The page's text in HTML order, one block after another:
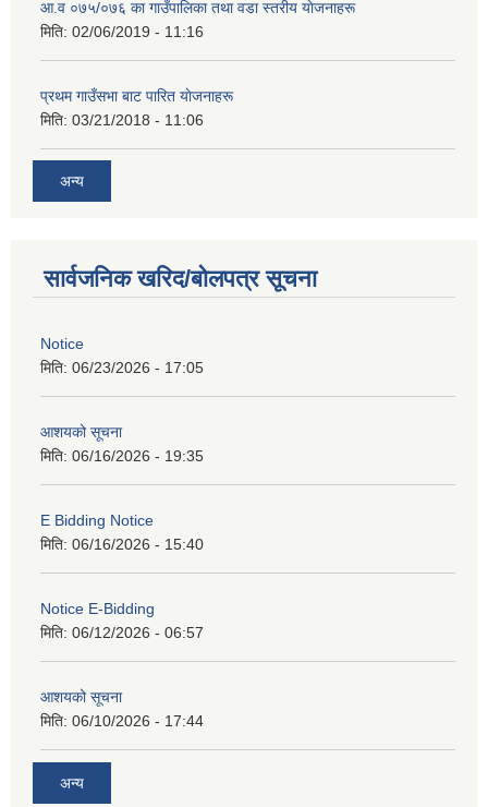
आ‍.व ०७५/०७६ का गाउँपालिका तथा वडा स्तरीय याेजनाहरू
मिति: 02/06/2019 - 11:16
प्रथम गाउँसभा बाट पारित याेजनाहरू
मिति: 03/21/2018 - 11:06
अन्य
सार्वजनिक खरिद/बोलपत्र सूचना
Notice
मिति: 06/23/2026 - 17:05
आशयको सूचना
मिति: 06/16/2026 - 19:35
E Bidding Notice
मिति: 06/16/2026 - 15:40
Notice E-Bidding
मिति: 06/12/2026 - 06:57
आशयको सूचना
मिति: 06/10/2026 - 17:44
अन्य